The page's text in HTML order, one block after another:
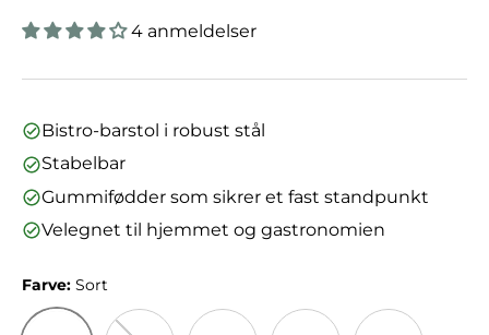
4 anmeldelser
Bistro-barstol i robust stål
Stabelbar
Gummifødder som sikrer et fast standpunkt
Velegnet til hjemmet og gastronomien
Farve: Sort